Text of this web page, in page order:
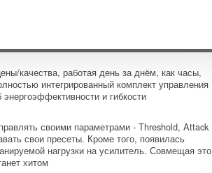
качества, работая день за днём, как часы,
интегрированный комплект управления
и гибкости
своими параметрами - Threshold, Attack
свои пресеты. Кроме того, появилась
нагрузки на усилитель. Совмещая это
хитом